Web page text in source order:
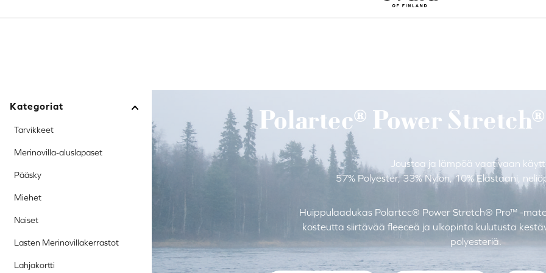
Ilmainen Postin toimitus yli 120 € tilauksiin Suomessa.
Kategoriat
Tarvikkeet
Merinovilla-aluslapaset
Pääsky
Miehet
Naiset
Lasten Merinovillakerrastot
Lahjakortti
Polartec® Power
Joustoa ja lämpöä vaativaan
57% Polyester, 33% Nylon, 10% Elastaani,
Huippulaadukas Polartec® Power Stretch® Pro™ -
kosteutta siirtävää fleeceä ja ulkopinta kulutusta
polyesteriä.